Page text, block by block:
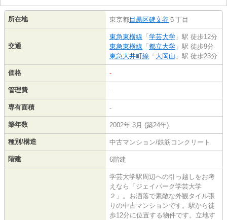
所在地 東京都目黒区碑文谷 ５丁目
交通
東急東横線 「 学芸大学 」駅 徒歩12分
東急東横線 「 都立大学 」駅 徒歩9分
東急大井町線 「 大岡山 」駅 徒歩23分
価格 -
管理費 -
専有面積 -
築年数 2002年 3月 (築24年)
種別/構造 中古マンション/鉄筋コンクリート
階建 6階建
学芸大学駅周辺への引っ越しをお考
えなら「ジェイパーク学芸大学
２」。お洒落で素敵な外観タイル張
りの中古マンションです。駅から徒
歩12分に位置する物件です。立地す